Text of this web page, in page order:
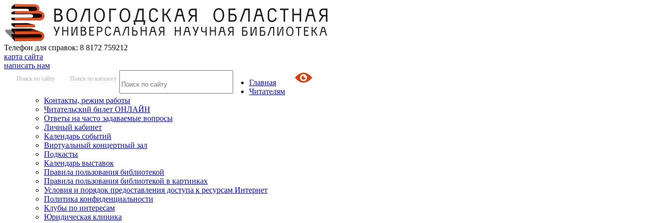
Телефон для справок: 8 8172 759212
карта сайта
написать нам
Поиск по сайту Поиск по каталогу
Главная
Читателям
Контакты, режим работы
Читательский билет ОНЛАЙН
Ответы на часто задаваемые вопросы
Личный кабинет
Календарь событий
Виртуальный концертный зал
Подкасты
Календарь выставок
Правила пользования библиотекой
Правила пользования библиотекой в картинках
Условия и порядок предоставления доступа к ресурсам Интернет
Политика конфиденциальности
Клубы по интересам
Юридическая клиника